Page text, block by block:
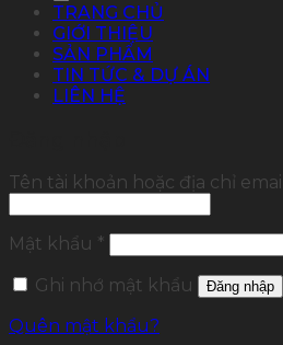
TRANG CHỦ
GIỚI THIỆU
SẢN PHẨM
TIN TỨC & DỰ ÁN
LIÊN HỆ
Tên tài khoản hoặc địa chỉ email
Mật khẩu *
Ghi nhớ mật khẩu
Đăng nhập
Quên mật khẩu?